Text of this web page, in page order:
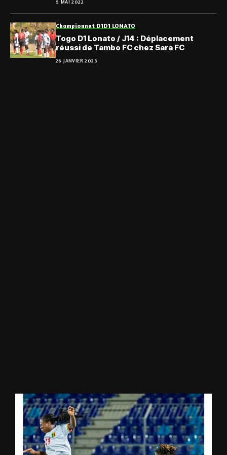
5 MAI 2022
Championnat D1D1 LONATO
Togo D1 Lonato / J14 : Déplacement
réussi de Tambo FC chez Sara FC
26 JANVIER 2023